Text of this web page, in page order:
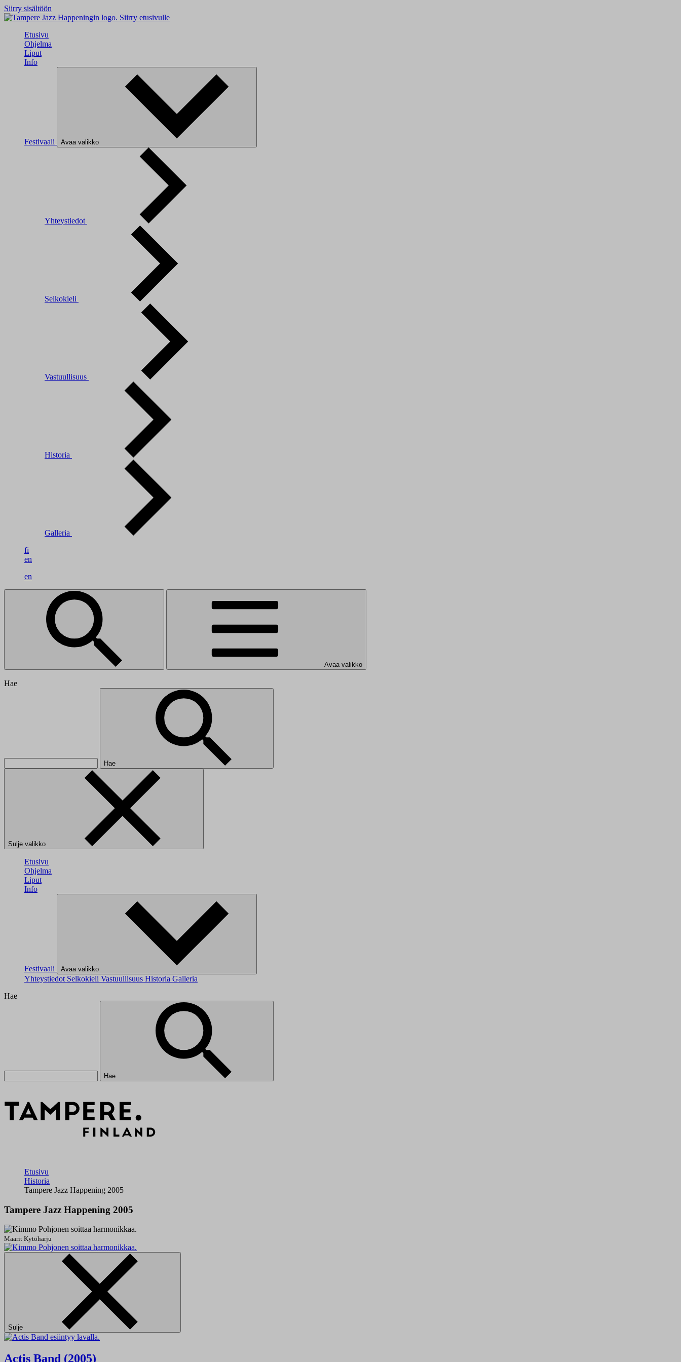
Siirry sisältöön
Siirry etusivulle
Etusivu
Ohjelma
Liput
Info
Festivaali Avaa valikko
Yhteystiedot
Selkokieli
Vastuullisuus
Historia
Galleria
fi
en
en
Avaa valikko
Hae
Hae
Sulje valikko
Etusivu
Ohjelma
Liput
Info
Festivaali Avaa valikko
Yhteystiedot Selkokieli Vastuullisuus Historia Galleria
Hae
Hae
Etusivu
Historia
Tampere Jazz Happening 2005
Tampere Jazz Happening 2005
Maarit Kytöharju
Sulje
Actis Band (2005)